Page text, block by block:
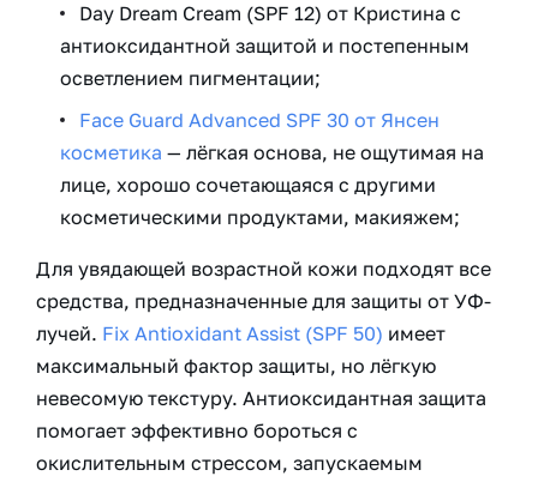
Day Dream Cream (SPF 12) от Кристина с
антиоксидантной защитой и постепенным
осветлением пигментации;
Face Guard Advanced SPF 30 от Янсен
косметика — лёгкая основа, не ощутимая на
лице, хорошо сочетающаяся с другими
косметическими продуктами, макияжем;
Для увядающей возрастной кожи подходят все
средства, предназначенные для защиты от УФ-
лучей. Fix Antioxidant Assist (SPF 50) имеет
максимальный фактор защиты, но лёгкую
невесомую текстуру. Антиоксидантная защита
помогает эффективно бороться с
окислительным стрессом, запускаемым